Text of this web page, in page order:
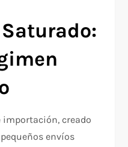
creado
envíos